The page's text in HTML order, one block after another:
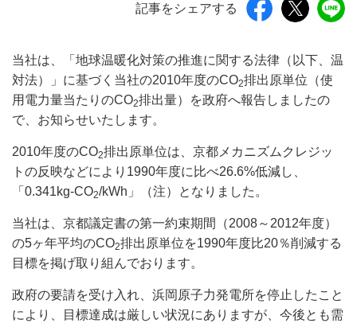
記事をシェアする
当社は、「地球温暖化対策の推進に関する法律（以下、温
対法）」に基づく当社の2010年度のCO2排出原単位（使
用電力量当たりのCO2排出量）を政府へ報告しましたの
で、お知らせいたします。
2010年度のCO2排出原単位は、京都メカニズムクレジッ
トの反映などにより1990年度に比べ26.6%低減し、
「0.341kg-CO2/kWh」（注）となりました。
当社は、京都議定書の第一約束期間（2008～2012年度）
の5ヶ年平均のCO2排出原単位を1990年度比20％削減する
目標を掲げ取り組んでおります。
政府の要請を受け入れ、浜岡原子力発電所を停止したこと
により、目標達成は厳しい状況にありますが、今後とも需